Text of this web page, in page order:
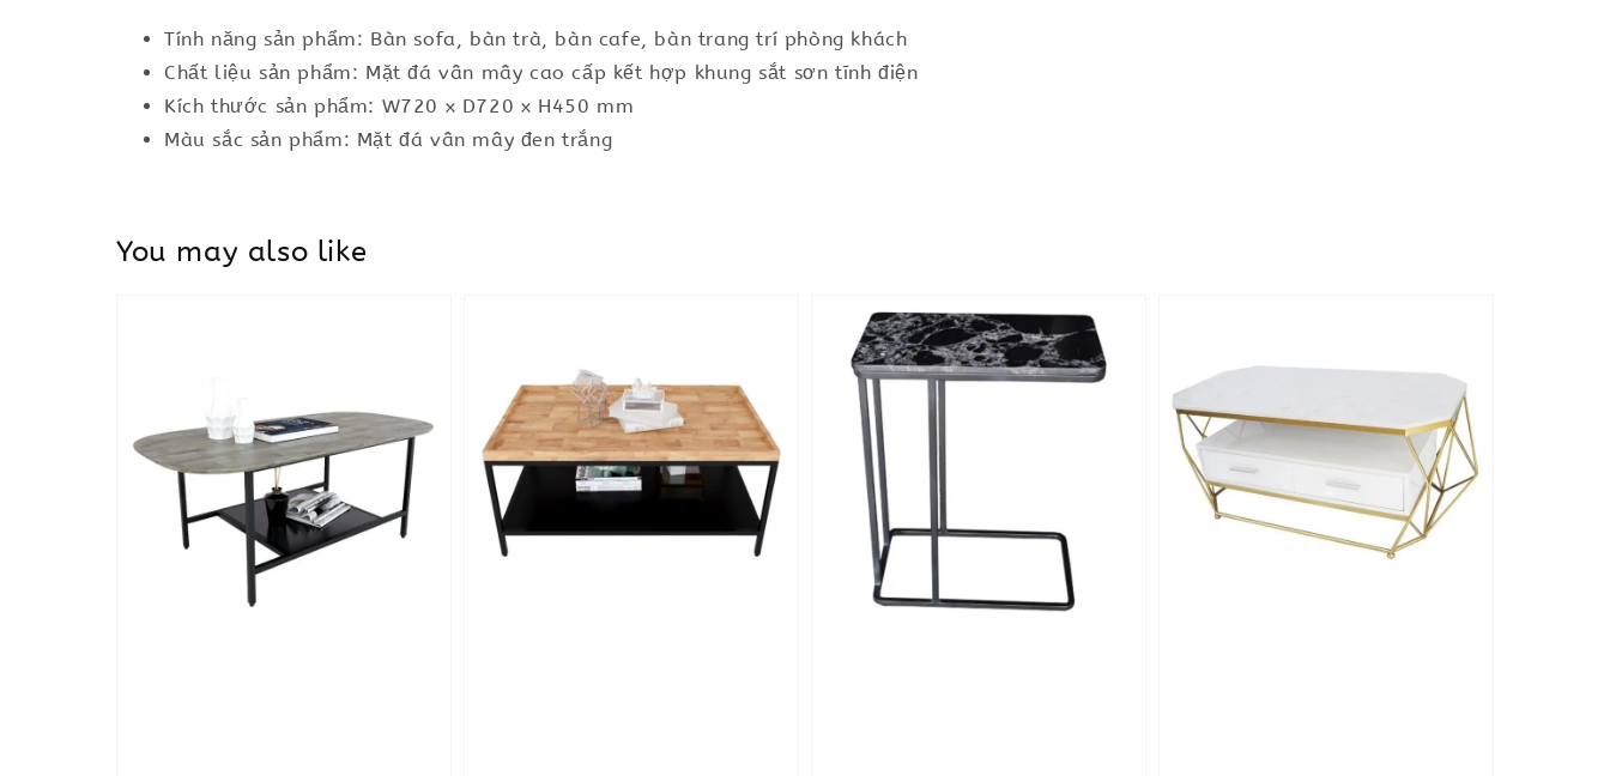
Tính năng sản phẩm: Bàn sofa, bàn trà, bàn cafe, bàn trang trí phòng khách
Chất liệu sản phẩm: Mặt đá vân mây cao cấp kết hợp khung sắt sơn tĩnh điện
Kích thước sản phẩm: W720 x D720 x H450 mm
Màu sắc sản phẩm: Mặt đá vân mây đen trắng
You may also like